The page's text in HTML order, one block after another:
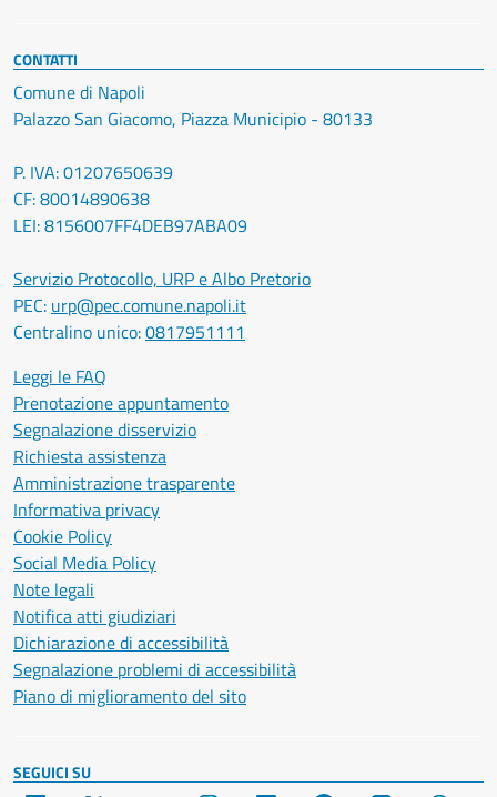
CONTATTI
Comune di Napoli
Palazzo San Giacomo, Piazza Municipio - 80133
P. IVA: 01207650639
CF: 80014890638
LEI: 8156007FF4DEB97ABA09
Servizio Protocollo, URP e Albo Pretorio
PEC: urp@pec.comune.napoli.it
Centralino unico:0817951111
Leggi le FAQ
Prenotazione appuntamento
Segnalazione disservizio
Richiesta assistenza
Amministrazione trasparente
Informativa privacy
Cookie Policy
Social Media Policy
Note legali
Notifica atti giudiziari
Dichiarazione di accessibilità
Segnalazione problemi di accessibilità
Piano di miglioramento del sito
SEGUICI SU